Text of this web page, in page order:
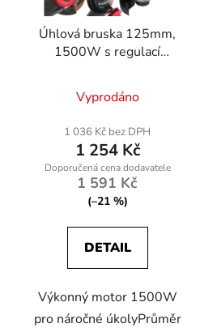
Úhlová bruska 125mm,
1500W s regulací
Vyprodáno
1 036 Kč bez DPH
1 254 Kč
1 591 Kč
(–21 %)
DETAIL
Výkonný motor 1500W
pro náročné úkolyPrůměr